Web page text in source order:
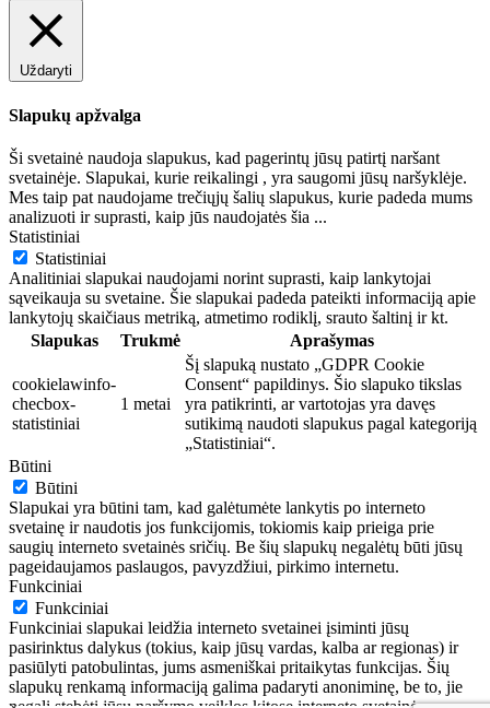
Uždaryti
Slapukų apžvalga
Ši svetainė naudoja slapukus, kad pagerintų jūsų patirtį naršant
svetainėje. Slapukai, kurie reikalingi , yra saugomi jūsų naršyklėje.
Mes taip pat naudojame trečiųjų šalių slapukus, kurie padeda mums
analizuoti ir suprasti, kaip jūs naudojatės šia ...
Statistiniai
Statistiniai
Analitiniai slapukai naudojami norint suprasti, kaip lankytojai
sąveikauja su svetaine. Šie slapukai padeda pateikti informaciją apie
lankytojų skaičiaus metriką, atmetimo rodiklį, srauto šaltinį ir kt.
Slapukas
Trukmė Aprašymas
cookielawinfo-
checbox-
statistiniai
1 metai
Šį slapuką nustato „GDPR Cookie
Consent“ papildinys. Šio slapuko tikslas
yra patikrinti, ar vartotojas yra davęs
sutikimą naudoti slapukus pagal kategoriją
„Statistiniai“.
Būtini
Būtini
Slapukai yra būtini tam, kad galėtumėte lankytis po interneto
svetainę ir naudotis jos funkcijomis, tokiomis kaip prieiga prie
saugių interneto svetainės sričių. Be šių slapukų negalėtų būti jūsų
pageidaujamos paslaugos, pavyzdžiui, pirkimo internetu.
Funkciniai
Funkciniai
Funkciniai slapukai leidžia interneto svetainei įsiminti jūsų
pasirinktus dalykus (tokius, kaip jūsų vardas, kalba ar regionas) ir
pasiūlyti patobulintas, jums asmeniškai pritaikytas funkcijas. Šių
slapukų renkamą informaciją galima padaryti anoniminę, be to, jie